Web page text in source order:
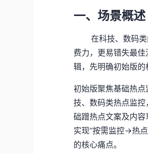
一、场景概述
在科技、数码类内
费力，更易错失最
辑，先明确初始版的
初始版聚焦基础热
技、数码类热点监
础蹭热点文案及内容
实现“按需监控→热
的核心痛点。